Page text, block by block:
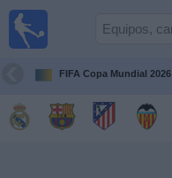
FIFA Copa Mundial 2026
Guía de
Televisados